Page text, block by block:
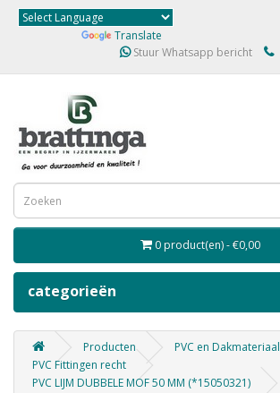
Translate
Stuur Whatsapp bericht
0 product(en) - €0,00
categorieën
Producten
PVC en Dakmateriaal
PVC Fittingen recht
PVC LIJM DUBBELE MOF 50 MM (*15050321)